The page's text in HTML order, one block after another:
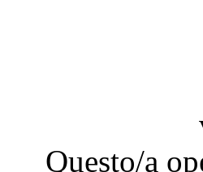
Questo/a